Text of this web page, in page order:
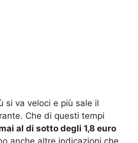
si va veloci e più sale il
Che di questi tempi
al di sotto degli 1,8 euro